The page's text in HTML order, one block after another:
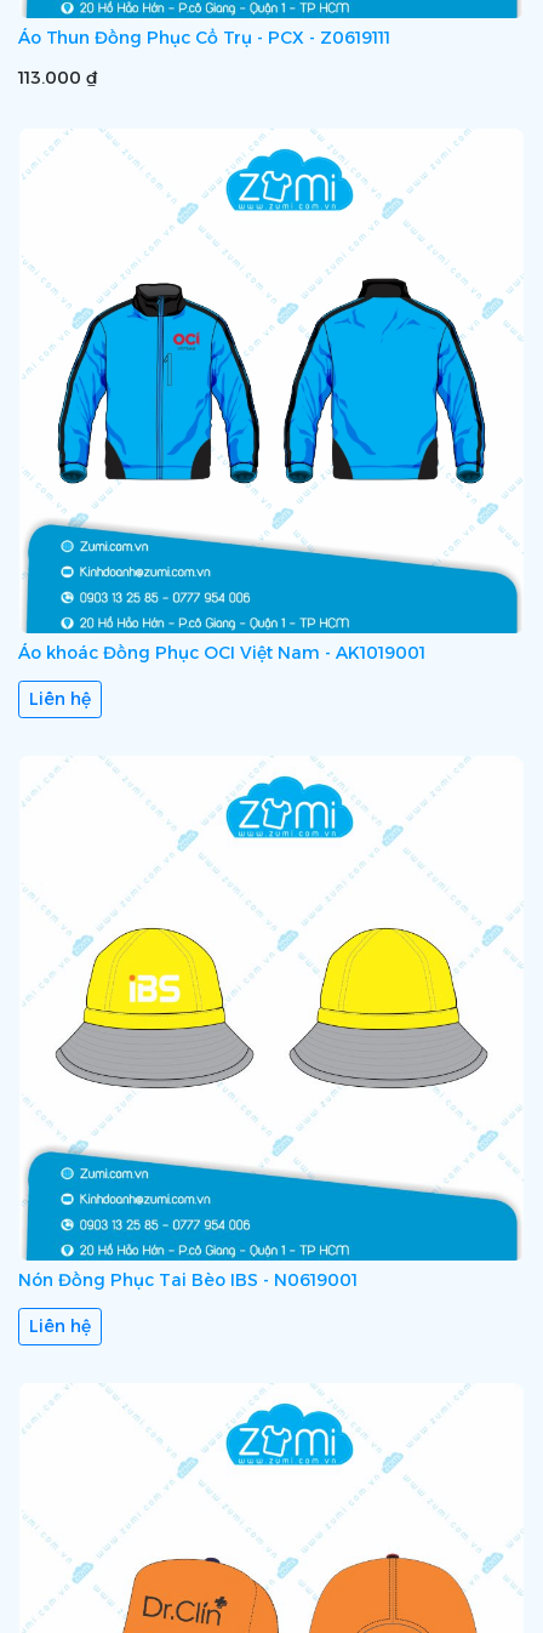
Áo Thun Đồng Phục Cổ Trụ - PCX - Z0619111
113.000 ₫
Áo khoác Đồng Phục OCI Việt Nam - AK1019001
Liên hệ
Nón Đồng Phục Tai Bèo IBS - N0619001
Liên hệ